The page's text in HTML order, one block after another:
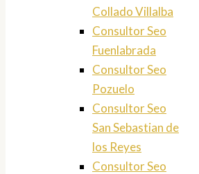
Collado Villalba
Consultor Seo
Fuenlabrada
Consultor Seo
Pozuelo
Consultor Seo
San Sebastian de
los Reyes
Consultor Seo